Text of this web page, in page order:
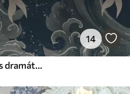
14
Peixes koi nadando entre ondas dramáticas do oceano